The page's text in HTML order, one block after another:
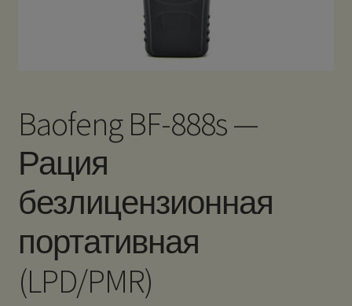
Baofeng BF-888s —
Рация
безлицензионная
портативная
(LPD/PMR)